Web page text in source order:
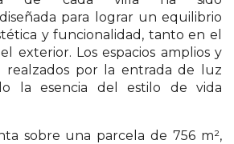
para lograr un equilibrio
y funcionalidad, tanto en el
exterior. Los espacios amplios y
realzados por la entrada de luz
la esencia del estilo de vida
sobre una parcela de 756 m²,